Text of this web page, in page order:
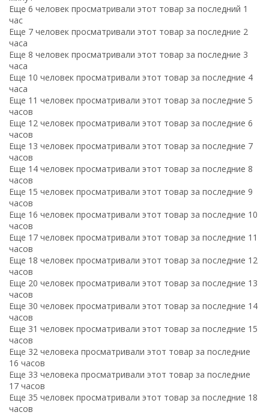
Еще 6 человек просматривали этот товар за последний 1
час
Еще 7 человек просматривали этот товар за последние 2
часа
Еще 8 человек просматривали этот товар за последние 3
часа
Еще 10 человек просматривали этот товар за последние 4
часа
Еще 11 человек просматривали этот товар за последние 5
часов
Еще 12 человек просматривали этот товар за последние 6
часов
Еще 13 человек просматривали этот товар за последние 7
часов
Еще 14 человек просматривали этот товар за последние 8
часов
Еще 15 человек просматривали этот товар за последние 9
часов
Еще 16 человек просматривали этот товар за последние 10
часов
Еще 17 человек просматривали этот товар за последние 11
часов
Еще 18 человек просматривали этот товар за последние 12
часов
Еще 20 человек просматривали этот товар за последние 13
часов
Еще 30 человек просматривали этот товар за последние 14
часов
Еще 31 человек просматривали этот товар за последние 15
часов
Еще 32 человека просматривали этот товар за последние
16 часов
Еще 33 человека просматривали этот товар за последние
17 часов
Еще 35 человек просматривали этот товар за последние 18
часов